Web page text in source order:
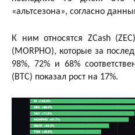
«альтсезона», согласно
К ним относятся ZCash
(MORPHO), которые за
98%, 72% и 68%
(BTC) показал рост на 17%.